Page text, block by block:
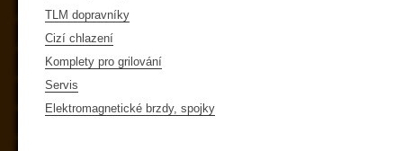
TLM dopravníky
Cizí chlazení
Komplety pro grilování
Servis
Elektromagnetické brzdy, spojky